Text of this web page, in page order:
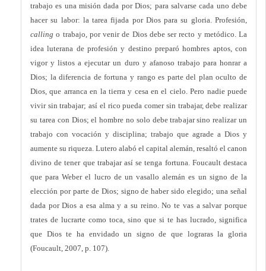
trabajo es una misión dada por Dios; para salvarse cada uno debe
hacer su labor: la tarea fijada por Dios para su gloria. Profesión,
callingo trabajo, por venir de Dios debe ser recto y metódico. La
idea luterana de profesión y destino preparó hombres aptos, con
vigor y listos a ejecutar un duro y afanoso trabajo para honrar a
Dios; la diferencia de fortuna y rango es parte del plan oculto de
Dios, que arranca en la tierra y cesa en el cielo. Pero nadie puede
vivir sin trabajar; así el rico pueda comer sin trabajar, debe realizar
su tarea con Dios; el hombre no solo debe trabajar sino realizar un
trabajo con vocación y disciplina; trabajo que agrade a Dios y
aumente su riqueza. Lutero alabó el capital alemán, resaltó el canon
divino de tener que trabajar así se tenga fortuna. Foucault destaca
que para Weber el lucro de un vasallo alemán es un signo de la
elección por parte de Dios; signo de haber sido elegido; una señal
dada por Dios a esa alma y a su reino. No te vas a salvar porque
trates de lucrarte como toca, sino que si te has lucrado, significa
que Dios te ha envidado un signo de que lograras la gloria
(Foucault, 2007, p. 107).